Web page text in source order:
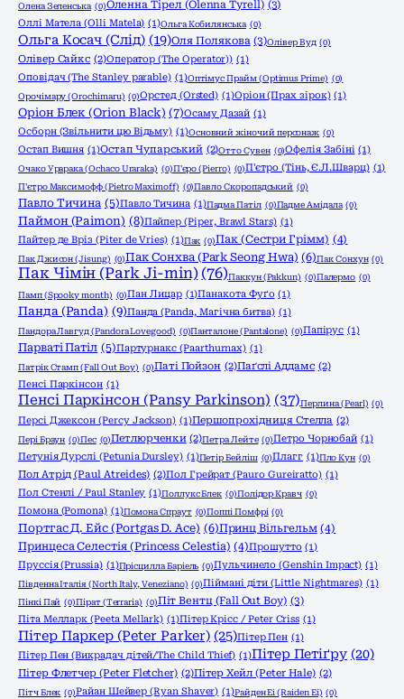
Олена Зеленська (0)Оленна Тірел (Olenna Tyrell) (3)
Оллі Матела (Olli Matela) (1)Ольга Кобилянська (0)
Ольга Косач (Слід) (19)Оля Полякова (3)Олівер Вуд (0)
Олівер Сайкс (2)Оператор (The Operator)) (1)
Оповідач (The Stanley parable) (1)Оптімус Прайм (Optimus Prime) (0)
Орочімару (Orochimaru) (0)Орстед (Orsted) (1)Оріон (Прах зірок) (1)
Оріон Блек (Orion Black) (7)Осаму Дазай (1)
Осборн (Звільнити цю Відьму) (1)Основний жіночий персонаж (0)
Остап Вишня (1)Остап Чупарський (2)Отто Сувен (0)Офелія Забіні (1)
Очако Урарака (Ochaco Uraraka) (0)П'єро (Pierro) (0)П'єтро (Тінь, Є.Л.Шварц) (1)
П'єтро Максимофф (Pietro Maximoff) (0)Павло Скоропадський (0)
Павло Тичина (5)Павло Тичина (1)Падма Патіл (0)Падме Амідала (0)
Паймон (Paimon) (8)Пайпер (Piper, Brawl Stars) (1)
Пайтер де Вріз (Piter de Vries) (1)Пак (0)Пак (Сестри Грімм) (4)
Пак Джисон (Jisung) (0)Пак Сонхва (Park Seong Hwa) (6)Пак Сонхун (0)
Пак Чімін (Park Ji-min) (76)Паккун (Pakkun) (0)Палермо (0)
Памп (Spooky month) (0)Пан Лицар (1)Панакота Фуґо (1)
Панда (Panda) (9)Панда (Panda, Магічна битва) (1)
Пандора Лавгуд (Pandora Lovegood) (0)Панталоне (Pantalone) (0)Папірус (1)
Парваті Патіл (5)Партурнакс (Paarthurnax) (1)
Патрік Стамп (Fall Out Boy) (0)Паті Пойзон (2)Паґслі Аддамс (2)
Пенсі Паркінсон (1)
Пенсі Паркінсон (Pansy Parkinson) (37)Перлина (Pearl) (0)
Персі Джексон (Percy Jackson) (1)Першопрохідниця Стелла (2)
Пері Браун (0)Пес (0)Петлюрченки (2)Петра Лейте (0)Петро Чорнобай (1)
Петунія Дурслі (Petunia Dursley) (1)Петір Бейліш (0)Плагг (1)Пло Кун (0)
Пол Атрід (Paul Atreides) (2)Пол Грейрат (Pauro Gureiratto) (1)
Пол Стенлі / Paul Stanley (1)Поллукс Блек (0)Полідор Кравч (0)
Помона (Pomona) (1)Помона Спраут (0)Поппі Помфрі (0)
Портгас Д. Ейс (Portgas D. Ace) (6)Принц Вільгельм (4)
Принцеса Селестія (Princess Celestia) (4)Прошутто (1)
Пруссія (Prussia) (1)Прісцилла Баріель (0)Пульчинело (Genshin Impact) (1)
Південна Італія (North Italy, Veneziano) (0)Піймані діти (Little Nightmares) (1)
Пінкі Пай (0)Пірат (Terraria) (0)Піт Вентц (Fall Out Boy) (3)
Піта Мелларк (Peeta Mellark) (1)Пітер Крісс / Peter Criss (1)
Пітер Паркер (Peter Parker) (25)Пітер Пен (1)
Пітер Пен (Викрадач дітей/The Child Thief) (1)Пітер Петіґру (20)
Пітер Флетчер (Peter Fletcher) (2)Пітер Хейл (Peter Hale) (2)
Пітч Блек (0)Райан Шейвер (Ryan Shaver) (1)Райден Еі (Raiden Ei) (0)